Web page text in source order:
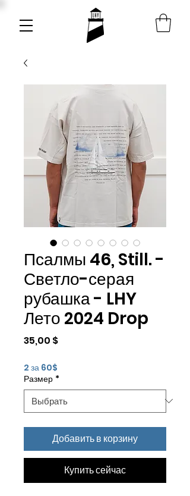
Псалмы 46, Still. -
Светло-серая
рубашка - LHY
Лето 2024 Drop
35,00 $Цена
2 за 60$
Размер *
Добавить в корзину
Купить сейчас